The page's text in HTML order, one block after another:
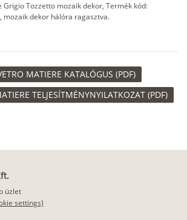
Tozzetto mozaik dekor, Termék kód:
mozaik dekor hálóra ragasztva.
MATIERE KATALÓGUS (PDF)
TELJESÍTMÉNYNYILATKOZAT (PDF)
üzlet
settings)